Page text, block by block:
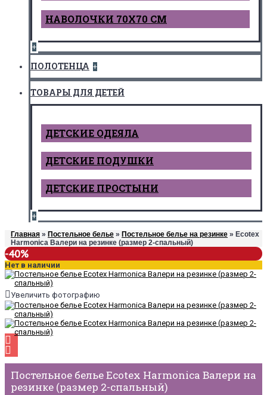
НАВОЛОЧКИ 70Х70 СМ
+
ПОЛОТЕНЦА +
ТОВАРЫ ДЛЯ ДЕТЕЙ
ДЕТCКИЕ ОДЕЯЛА
ДЕТСКИЕ ПОДУШКИ
ДЕТСКИЕ ПРОСТЫНИ
+
Главная » Постельное белье » Постельное белье на резинке » Ecotex
Harmonica Валери на резинке (размер 2-спальный)
-40%
Нет в наличии
Увеличить фотографию
Постельное белье Ecotex Harmonica Валери на
резинке (размер 2-спальный)